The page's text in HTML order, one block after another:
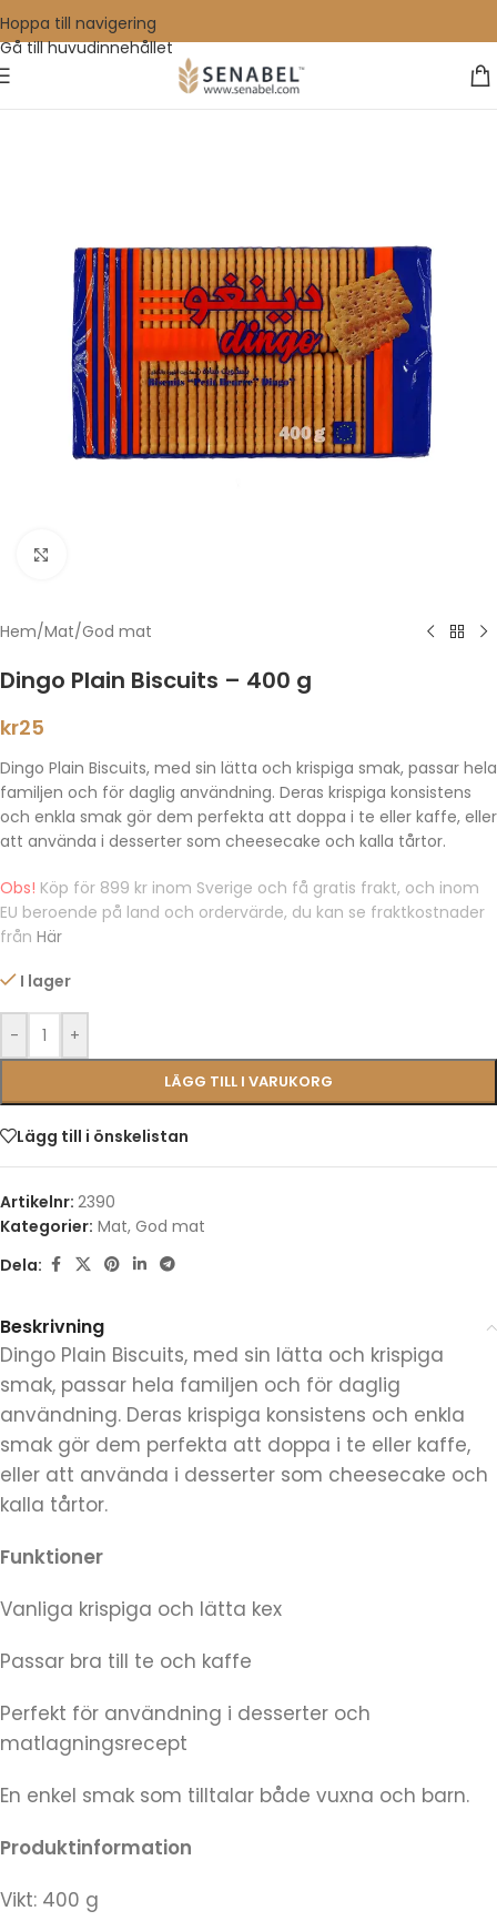
Hoppa till navigering
Gå till huvudinnehållet
Hem/Mat/God mat
Dingo Plain Biscuits – 400 g
kr25
Dingo Plain Biscuits, med sin lätta och krispiga smak, passar hela
familjen och för daglig användning. Deras krispiga konsistens
och enkla smak gör dem perfekta att doppa i te eller kaffe, eller
att använda i desserter som cheesecake och kalla tårtor.
Obs! Köp för 899 kr inom Sverige och få gratis frakt, och inom
EU beroende på land och ordervärde, du kan se fraktkostnader
från Här
I lager
- +
LÄGG TILL I VARUKORG
Lägg till i önskelistan
Artikelnr: 2390
Kategorier: Mat, God mat
Dela:
Beskrivning
Dingo Plain Biscuits, med sin lätta och krispiga
smak, passar hela familjen och för daglig
användning. Deras krispiga konsistens och enkla
smak gör dem perfekta att doppa i te eller kaffe,
eller att använda i desserter som cheesecake och
kalla tårtor.
Funktioner
Vanliga krispiga och lätta kex
Passar bra till te och kaffe
Perfekt för användning i desserter och
matlagningsrecept
En enkel smak som tilltalar både vuxna och barn.
Produktinformation
Vikt: 400 g